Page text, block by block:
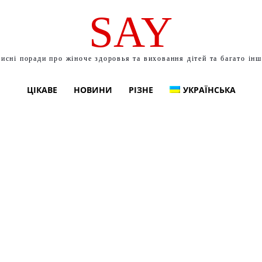
SAY
поради про жіноче здоровья та виховання дітей та багато
ЦІКАВЕ НОВИНИ РІЗНЕ УКРАЇНСЬКА